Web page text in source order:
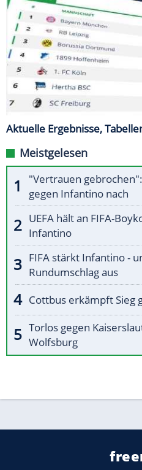
Aktuelle Ergebnisse,
Meistgelesen
"Vertrauen
gegen Infantino nach
UEFA hält an FIFA-
Infantino
FIFA stärkt Infantino -
Rundumschlag aus
Cottbus erkämpft Sieg
Torlos gegen
Wolfsburg